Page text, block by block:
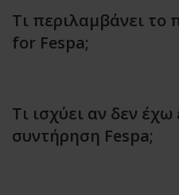
Τι περιλαμβάνει το
for Fespa;
Τι ισχύει αν δεν έχω
συντήρηση Fespa;